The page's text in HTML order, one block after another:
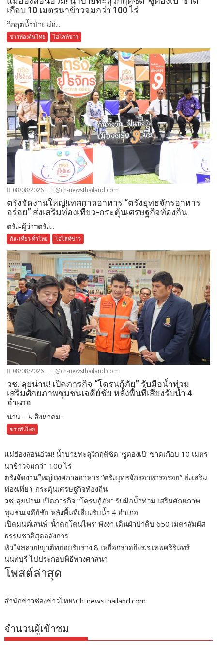
เกือบ 10 เมตรนาข้าวจมกว่า 100 ไร่
วิกฤตน้ำป่าแม่ฮ่...
ข่าวท้องถิ่นไทย ไฮไลท์ข่าว
08/08/2026 @ch-newsthailand.com
ตรังจัดงานใหญ่!เทศกาลอาหาร “ตรังยุทธจักรอาหาร
อร่อย” ส่งเสริมท่องเที่ยว-กระตุ้นเศรษฐกิจท้องถิ่น
ตรัง-ผู้ว่าฯตรัง...
กิน-เที่ยว-ทั่วไทย ไฮไลท์ข่าว
08/08/2026 @ch-newsthailand.com
วช. ลุยน่าน! เปิดภารกิจ “โดรนกู้ภัย” รับมือน้ำท่วม
เสริมศักยภาพชุมชนเจดีย์ชัย หลังพื้นที่เสี่ยงรับน้ำ 4
อำเภอ
น่าน – 8 สิงหาคม...
ข่าวทั่วไทย
แม่ฮ่องสอนอ่วม! น้ำปายทะลุวิกฤติซัด ‘ซูตองเป้’ ขาดเกือบ 10 เมตร
นาข้าวจมกว่า 100 ไร่
ตรังจัดงานใหญ่!เทศกาลอาหาร “ตรังยุทธจักรอาหารอร่อย” ส่งเสริม
ท่องเที่ยว-กระตุ้นเศรษฐกิจท้องถิ่น
วช. ลุยน่าน! เปิดภารกิจ “โดรนกู้ภัย” รับมือน้ำท่วม เสริมศักยภาพ
ชุมชนเจดีย์ชัย หลังพื้นที่เสี่ยงรับน้ำ 4 อำเภอ
เปิดมนต์เสน่ห์ ‘น้ำตกโตนไพร’ พังงา เดินฝ่าป่าดิบ 650 เมตรสัมผัส
ธรรมชาติสุดอลังการ
หัวใจสลาย!ญาติทยอยรับร่าง 8 เหยื่อกราดยิงร.ร.เทพศริรินทร์
นนทบุรี ไปประกอบพิธีทางศาสนา
โพสต์ล่าสุด
สำนักข่าวช่องข่าวไทย\Ch-newsthailand.com
จำนวนผู้เข้าชม